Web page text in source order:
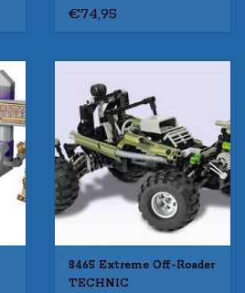
€74,95
8465 Extreme Off-Roader
TECHNIC